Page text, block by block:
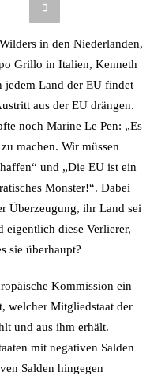
in den Niederlanden,
Grillo in Italien, Kenneth
jedem Land der EU findet
aus der EU drängen.
noch Marine Le Pen: „Es
machen. Wir müssen
und „Die EU ist ein
Monster!“. Dabei
Überzeugung, ihr Land sei
eigentlich diese Verlierer,
sie überhaupt?
Kommission ein
welcher Mitgliedstaat der
und aus ihm erhält.
mit negativen Salden
Salden hingegen